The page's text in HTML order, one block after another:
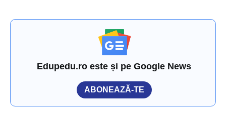
Edupedu.ro este și pe Google News
ABONEAZĂ-TE